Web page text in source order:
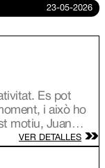
el vidre
23-05-2026
Es pot
i això ho
motiu, Juan
fonts
murals arreu
VER DETALLES